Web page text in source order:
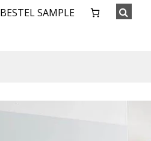
BESTEL SAMPLE